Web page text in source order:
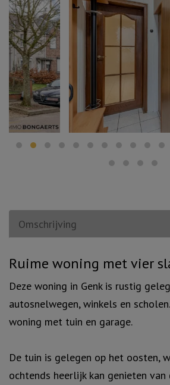
Omschrijving
Omschrijving
Ruime woning met vier
Deze woning in Genk is rustig
autosnelwegen, winkels en
woning met tuin en garage.
De tuin is gelegen op het oosten,
ochtends heerlijk kan genieten van